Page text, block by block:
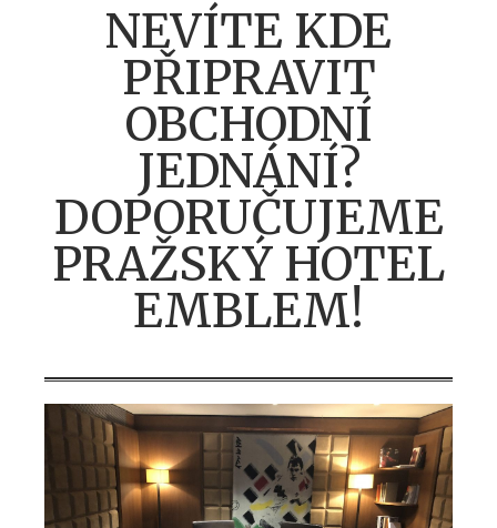
NEVÍTE KDE
PŘIPRAVIT
OBCHODNÍ
JEDNÁNÍ?
DOPORUČUJEME
PRAŽSKÝ HOTEL
EMBLEM!